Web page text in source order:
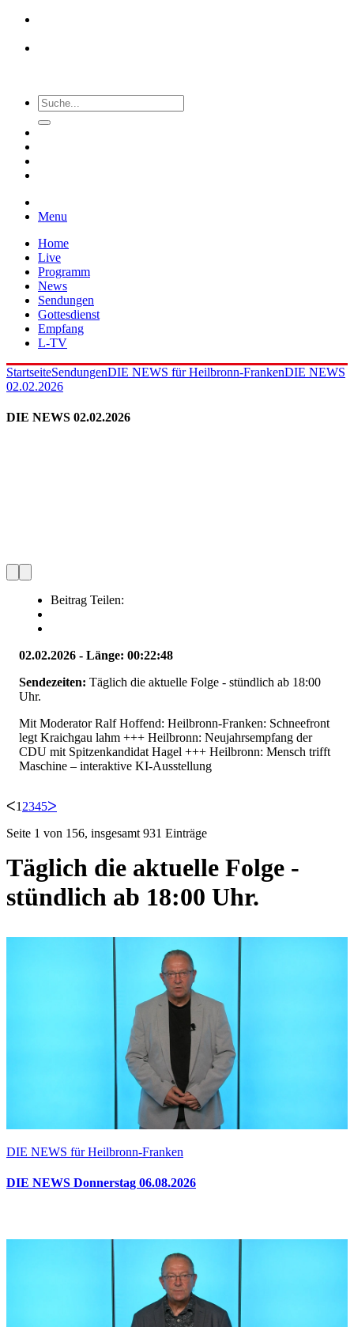
Menu
Home
Live
Programm
News
Sendungen
Gottesdienst
Empfang
L-TV
StartseiteSendungenDIE NEWS für Heilbronn-FrankenDIE NEWS
02.02.2026
DIE NEWS 02.02.2026
Beitrag Teilen:
02.02.2026 - Länge: 00:22:48
Sendezeiten: Täglich die aktuelle Folge - stündlich ab 18:00
Uhr.
Mit Moderator Ralf Hoffend: Heilbronn-Franken: Schneefront
legt Kraichgau lahm +++ Heilbronn: Neujahrsempfang der
CDU mit Spitzenkandidat Hagel +++ Heilbronn: Mensch trifft
Maschine – interaktive KI-Ausstellung
ᐸ1 2345ᐳ
Seite 1 von 156, insgesamt 931 Einträge
Täglich die aktuelle Folge -
stündlich ab 18:00 Uhr.
DIE NEWS für Heilbronn-Franken
DIE NEWS Donnerstag 06.08.2026